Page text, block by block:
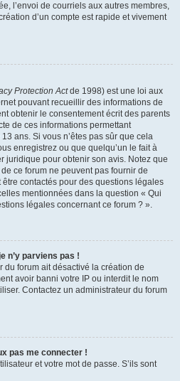
l’envoi de courriels aux autres membres,
d’un compte est rapide et vivement
Protection Actde 1998) est une loi aux
pouvant recueillir des informations de
obtenir le consentement écrit des parents
de ces informations permettant
ans. Si vous n’êtes pas sûr que cela
enregistrez ou que quelqu’un le fait à
juridique pour obtenir son avis. Notez que
ce forum ne peuvent pas fournir de
contactés pour des questions légales
mentionnées dans la question « Qui
légales concernant ce forum ? ».
n’y parviens pas !
du forum ait désactivé la création de
avoir banni votre IP ou interdit le nom
Contactez un administrateur du forum
pas me connecter !
et votre mot de passe. S’ils sont